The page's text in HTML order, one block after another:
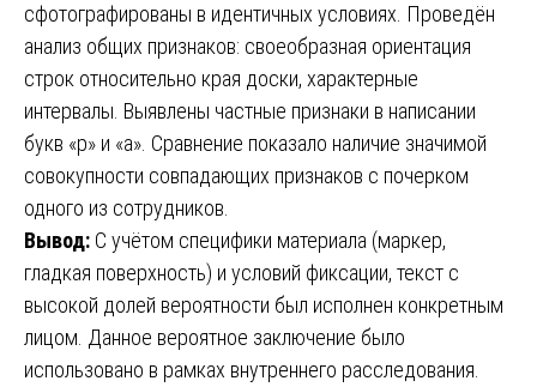
сфотографированы в идентичных условиях. Проведён
анализ общих признаков: своеобразная ориентация
строк относительно края доски, характерные
интервалы. Выявлены частные признаки в написании
букв «р» и «а». Сравнение показало наличие значимой
совокупности совпадающих признаков с почерком
одного из сотрудников.
Вывод: С учётом специфики материала (маркер,
гладкая поверхность) и условий фиксации, текст с
высокой долей вероятности был исполнен конкретным
лицом. Данное вероятное заключение было
использовано в рамках внутреннего расследования.